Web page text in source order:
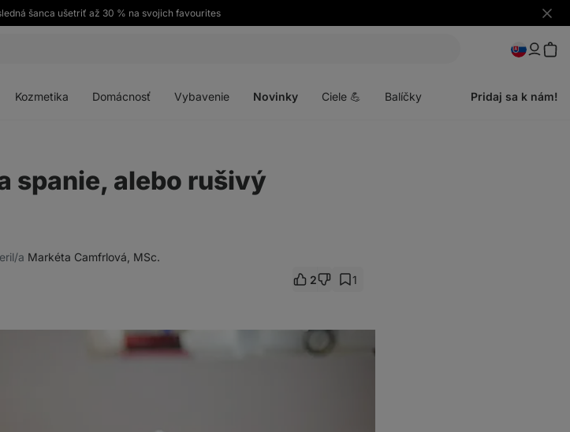
šanca ušetriť až 30 % na svojich favourites
Skryť
Kozmetika Domácnosť Vybavenie Novinky Ciele 💪 Balíčky Pridaj sa k nám!
spanie, alebo rušivý
a Markéta Camfrlová, MSc.
2 1